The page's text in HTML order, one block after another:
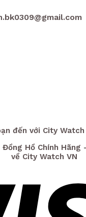
đến với City Watch
Hồ Chính Hãng
về City Watch VN